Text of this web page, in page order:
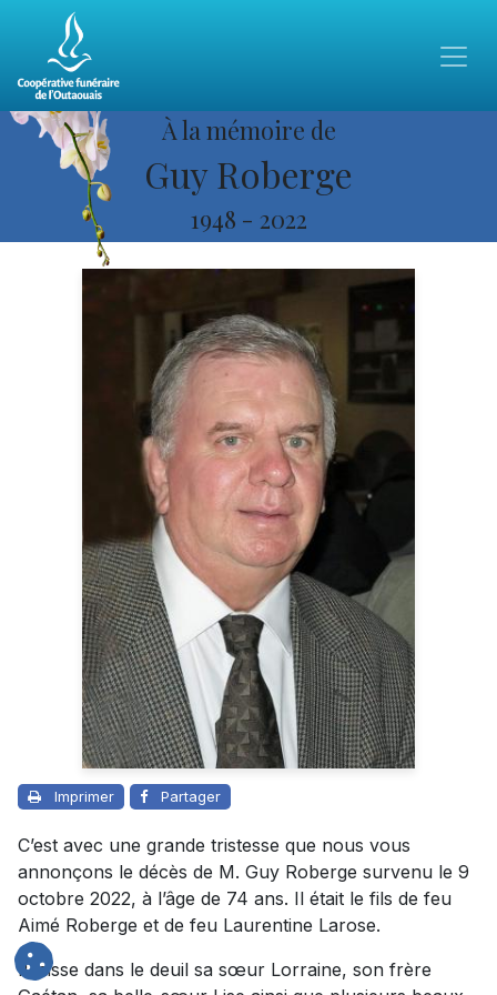
À la mémoire de
Guy Roberge
1948 - 2022
Imprimer Partager
C’est avec une grande tristesse que nous vous
annonçons le décès de M. Guy Roberge survenu le 9
octobre 2022, à l’âge de 74 ans. Il était le fils de feu
Aimé Roberge et de feu Laurentine Larose.
Il laisse dans le deuil sa sœur Lorraine, son frère